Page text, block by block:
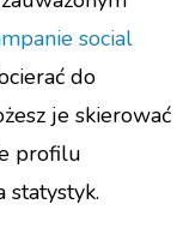
social
do
je skierować
profilu
statystyk.